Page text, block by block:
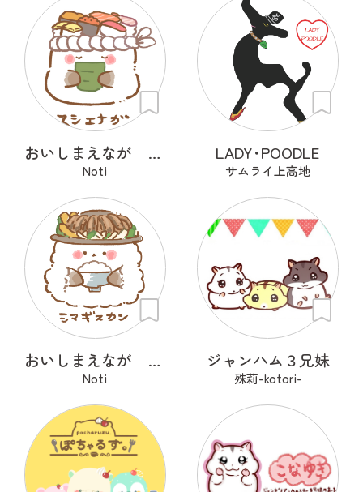
おいしまえなが その１
Noti
LADY･POODLE
サムライ上高地
おいしまえなが その２
Noti
ジャンハム３兄妹
殊莉-kotori-